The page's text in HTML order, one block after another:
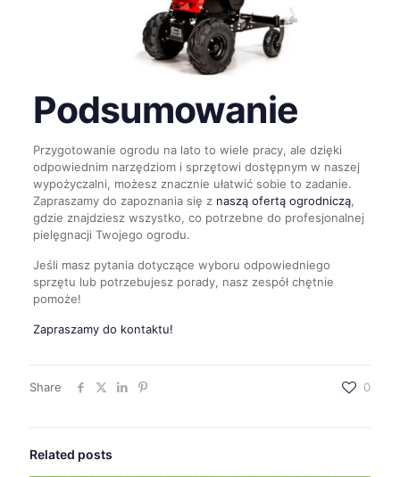
Podsumowanie
Przygotowanie ogrodu na lato to wiele pracy, ale dzięki
odpowiednim narzędziom i sprzętowi dostępnym w naszej
wypożyczalni, możesz znacznie ułatwić sobie to zadanie.
Zapraszamy do zapoznania się z naszą ofertą ogrodniczą,
gdzie znajdziesz wszystko, co potrzebne do profesjonalnej
pielęgnacji Twojego ogrodu.
Jeśli masz pytania dotyczące wyboru odpowiedniego
sprzętu lub potrzebujesz porady, nasz zespół chętnie
pomoże!
Zapraszamy do kontaktu!
Share 0
Related posts